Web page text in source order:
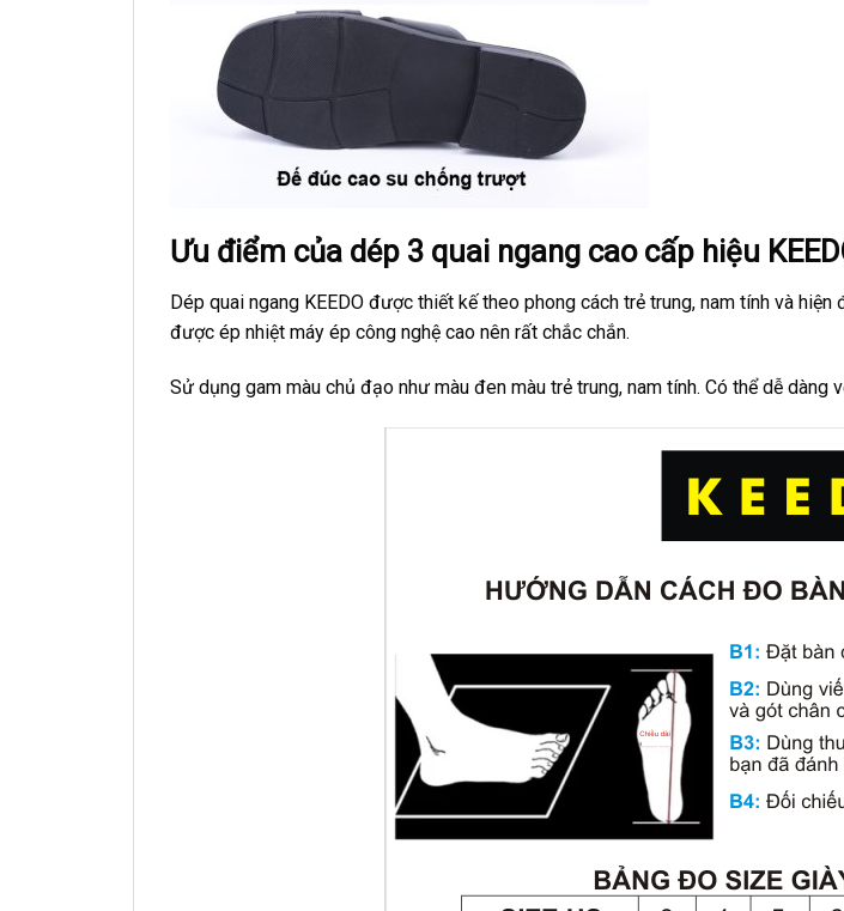
Ưu điểm của dép 3 quai ngang cao cấp hiệu
Dép quai ngang KEEDO được thiết kế theo phong cách trẻ trung, nam tính và
được ép nhiệt máy ép công nghệ cao nên rất chắc chắn.
Sử dụng gam màu chủ đạo như màu đen màu trẻ trung, nam tính. Có thể dễ dàng